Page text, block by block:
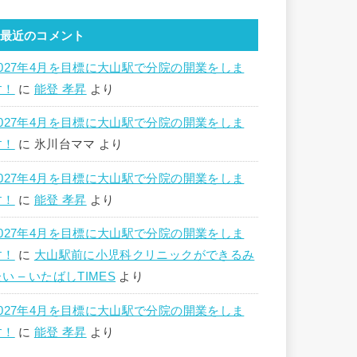
最近のコメント
年4月を目標に大山駅で分院の開業をしま
に 能登 孝昇 より
年4月を目標に大山駅で分院の開業をしま
に 氷川台ママ より
年4月を目標に大山駅で分院の開業をしま
に 能登 孝昇 より
年4月を目標に大山駅で分院の開業をしま
に 大山駅前に小児科クリニックができるみ
い – いたばしTIMES より
年4月を目標に大山駅で分院の開業をしま
に 能登 孝昇 より